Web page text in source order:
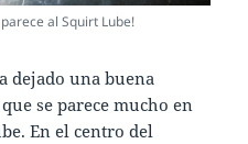
al Squirt Lube!
dejado una buena
se parece mucho en
En el centro del